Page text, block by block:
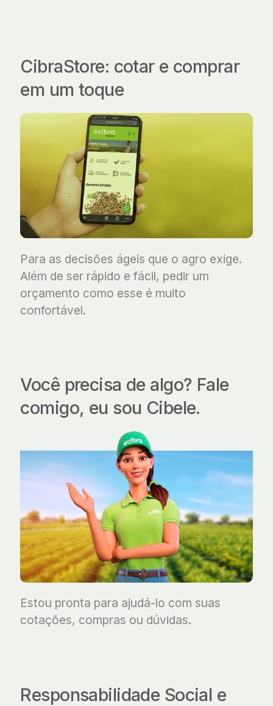
CibraStore: cotar e comprar
em um toque
Para as decisões ágeis que o agro exige.
Além de ser rápido e fácil, pedir um
orçamento como esse é muito
confortável.
Você precisa de algo? Fale
comigo, eu sou Cibele.
Estou pronta para ajudá-lo com suas
cotações, compras ou dúvidas.
Responsabilidade Social e